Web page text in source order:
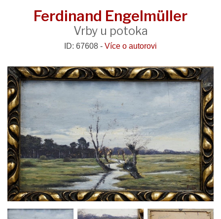
Ferdinand Engelmüller
Vrby u potoka
ID: 67608 - Více o autorovi